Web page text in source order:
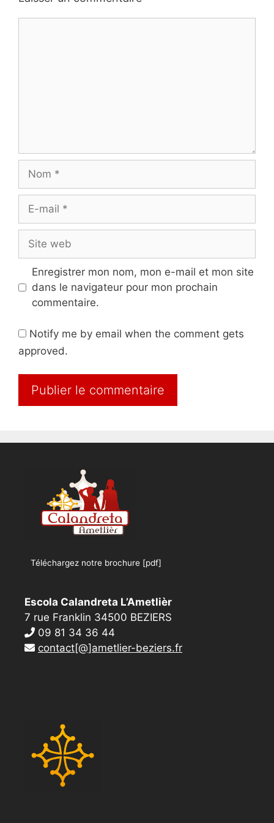
Nom
Site
web
Enregistrer mon nom, mon e-mail et mon site
dans le navigateur pour mon prochain
commentaire.
Notify me by email when the comment gets
approved.
Téléchargez notre brochure [pdf]
Escola Calandreta L’Ametlièr
7 rue Franklin 34500 BEZIERS
09 81 34 36 44
contact[@]ametlier-beziers.fr